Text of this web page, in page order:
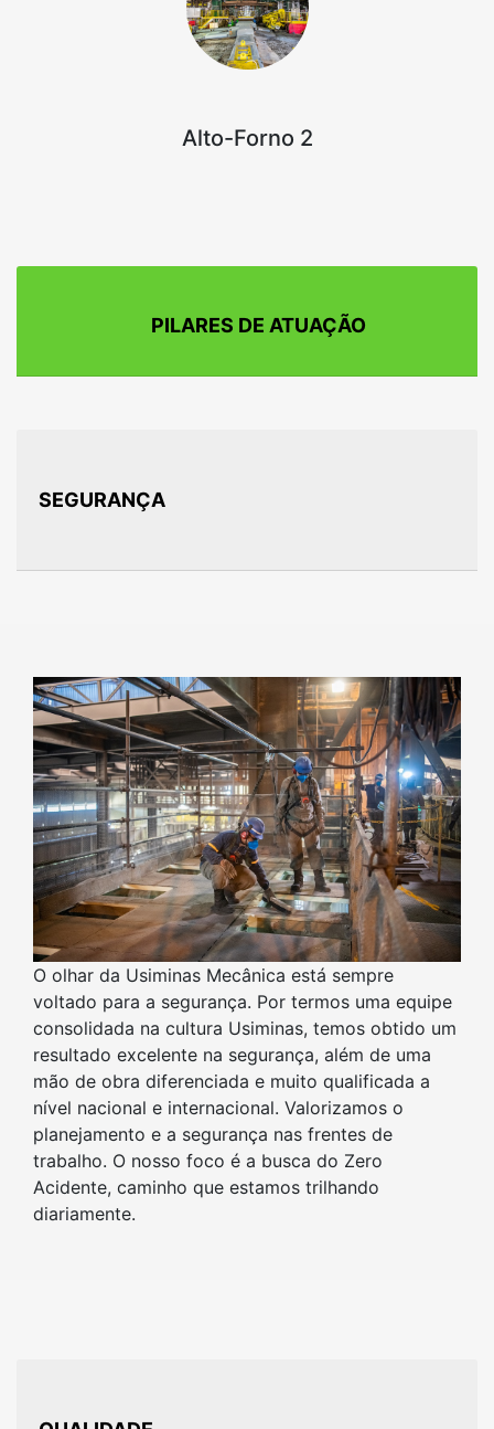
Alto-Forno 2
PILARES DE ATUAÇÃO
SEGURANÇA
O olhar da Usiminas Mecânica está sempre
voltado para a segurança. Por termos uma equipe
consolidada na cultura Usiminas, temos obtido um
resultado excelente na segurança, além de uma
mão de obra diferenciada e muito qualificada a
nível nacional e internacional. Valorizamos o
planejamento e a segurança nas frentes de
trabalho. O nosso foco é a busca do Zero
Acidente, caminho que estamos trilhando
diariamente.